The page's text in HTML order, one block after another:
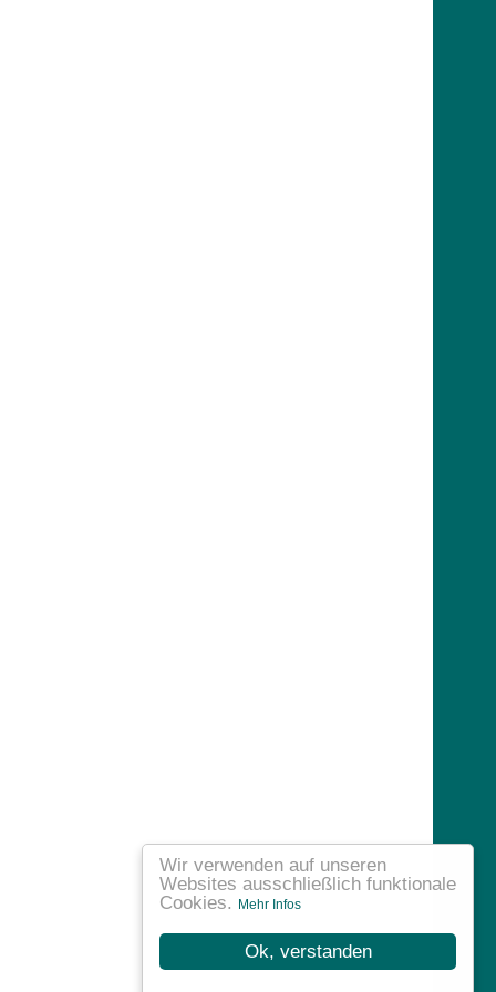
Ok, verstanden
Wir verwenden auf unseren
Websites ausschließlich funktionale
Cookies.
Mehr Infos